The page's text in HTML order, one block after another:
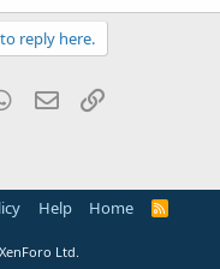
reply here.
WhatsApp
Email
Help Home
R
Ltd.